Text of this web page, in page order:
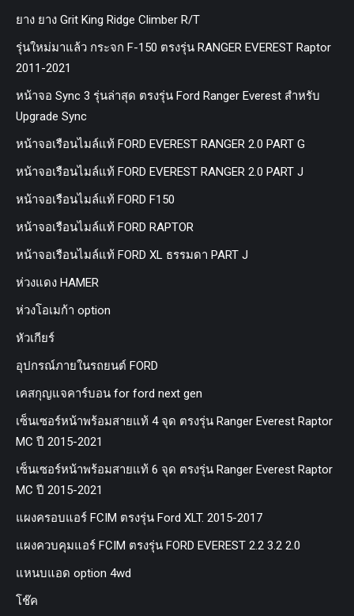
ยาง ยาง Grit King Ridge Climber R/T
รุ่นใหม่มาแล้ว กระจก F-150 ตรงรุ่น RANGER EVEREST Raptor
2011-2021
หน้าจอ Sync 3 รุ่นล่าสุด ตรงรุ่น Ford Ranger Everest สำหรับ
Upgrade Sync
หน้าจอเรือนไมล์แท้ FORD EVEREST RANGER 2.0 PART G
หน้าจอเรือนไมล์แท้ FORD EVEREST RANGER 2.0 PART J
หน้าจอเรือนไมล์แท้ FORD F150
หน้าจอเรือนไมล์แท้ FORD RAPTOR
หน้าจอเรือนไมล์แท้ FORD XL ธรรมดา PART J
ห่วงแดง HAMER
ห่วงโอเมก้า option
หัวเกียร์
อุปกรณ์ภายในรถยนต์ FORD
เคสกุญแจคาร์บอน for ford next gen
เซ็นเซอร์หน้าพร้อมสายแท้ 4 จุด ตรงรุ่น Ranger Everest Raptor
MC ปี 2015-2021
เซ็นเซอร์หน้าพร้อมสายแท้ 6 จุด ตรงรุ่น Ranger Everest Raptor
MC ปี 2015-2021
แผงครอบแอร์ FCIM ตรงรุ่น Ford XLT. 2015-2017
แผงควบคุมแอร์ FCIM ตรงรุ่น FORD EVEREST 2.2 3.2 2.0
แหนบแอด option 4wd
โช๊ค